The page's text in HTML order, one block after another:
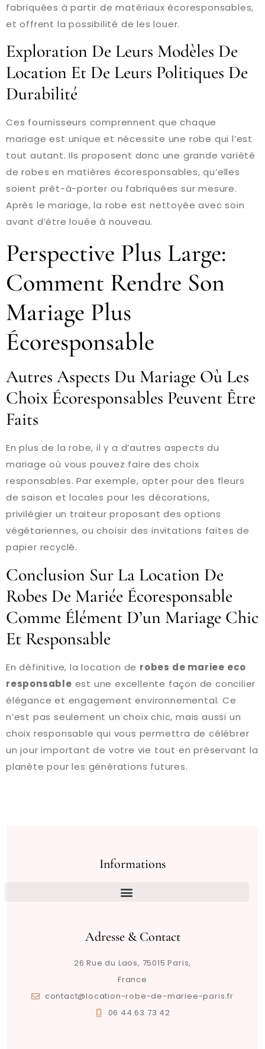
fabriquées à partir de matériaux écoresponsables,
et offrent la possibilité de les louer.
Exploration De Leurs Modèles De
Location Et De Leurs Politiques De
Durabilité
Ces fournisseurs comprennent que chaque
mariage est unique et nécessite une robe qui l’est
tout autant. Ils proposent donc une grande variété
de robes en matières écoresponsables, qu’elles
soient prêt-à-porter ou fabriquées sur mesure.
Après le mariage, la robe est nettoyée avec soin
avant d’être louée à nouveau.
Perspective Plus Large:
Comment Rendre Son
Mariage Plus
Écoresponsable
Autres Aspects Du Mariage Où Les
Choix Écoresponsables Peuvent Être
Faits
En plus de la robe, il y a d’autres aspects du
mariage où vous pouvez faire des choix
responsables. Par exemple, opter pour des fleurs
de saison et locales pour les décorations,
privilégier un traiteur proposant des options
végétariennes, ou choisir des invitations faites de
papier recyclé.
Conclusion Sur La Location De
Robes De Mariée Écoresponsable
Comme Élément D’un Mariage Chic
Et Responsable
En définitive, la location de robes de mariee eco
responsable est une excellente façon de concilier
élégance et engagement environnemental. Ce
n’est pas seulement un choix chic, mais aussi un
choix responsable qui vous permettra de célébrer
un jour important de votre vie tout en préservant la
planète pour les générations futures.
Informations
Adresse & Contact
26 Rue du Laos, 75015 Paris,
France
contact@location-robe-de-mariee-paris.fr
06 44 63 73 42